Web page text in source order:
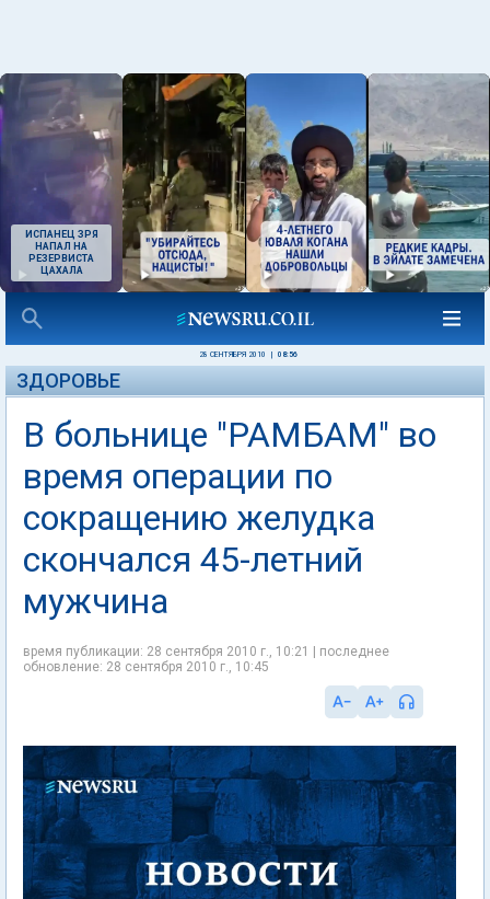
ИСПАНЕЦ ЗРЯ
НАПАЛ НА
РЕЗЕРВИСТА
ЦАХАЛА
28 СЕНТЯБРЯ 2010 08:56
ЗДОРОВЬЕ
В больнице "РАМБАМ" во
время операции по
сокращению желудка
скончался 45-летний
мужчина
время публикации: 28 сентября 2010 г., 10:21 | последнее
обновление: 28 сентября 2010 г., 10:45